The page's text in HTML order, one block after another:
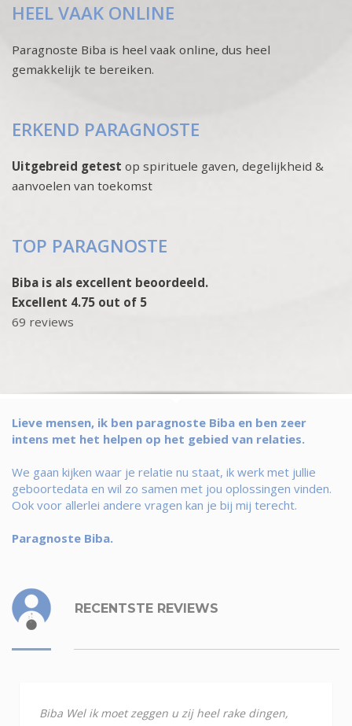
HEEL VAAK ONLINE
Paragnoste Biba is heel vaak online, dus heel
gemakkelijk te bereiken.
ERKEND PARAGNOSTE
Uitgebreid getest op spirituele gaven, degelijkheid &
aanvoelen van toekomst
TOP PARAGNOSTE
Biba is als excellent beoordeeld.
Excellent 4.75 out of 5
69 reviews
Lieve mensen, ik ben paragnoste Biba en ben zeer
intens met het helpen op het gebied van relaties.
We gaan kijken waar je relatie nu staat, ik werk met jullie
geboortedata en wil zo samen met jou oplossingen vinden.
Ook voor allerlei andere vragen kan je bij mij terecht.
Paragnoste Biba.
RECENTSTE REVIEWS
Biba Wel ik moet zeggen u zij heel rake dingen,